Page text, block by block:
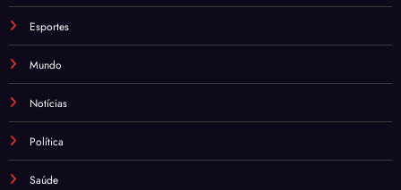
Esportes
Mundo
Notícias
Política
Saúde